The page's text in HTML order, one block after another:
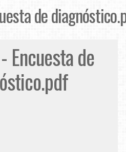
de
Encuesta de